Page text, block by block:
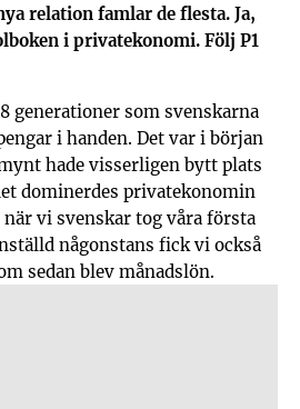
relation famlar de flesta. Ja,
i privatekonomi. Följ P1
generationer som svenskarna
i handen. Det var i början
hade visserligen bytt plats
dominerdes privatekonomin
vi svenskar tog våra första
någonstans fick vi också
sedan blev månadslön.